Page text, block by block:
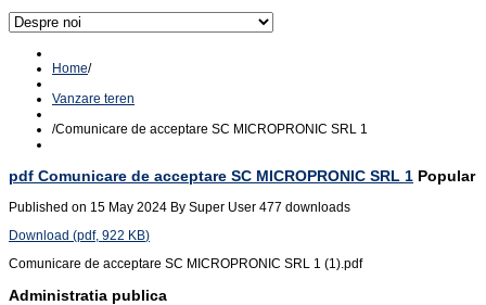
Home/
Vanzare teren
/Comunicare de acceptare SC MICROPRONIC SRL 1
pdf Comunicare de acceptare SC MICROPRONIC SRL 1 Popular
Published on 15 May 2024 By Super User 477 downloads
Download (pdf, 922 KB)
Comunicare de acceptare SC MICROPRONIC SRL 1 (1).pdf
Administratia publica